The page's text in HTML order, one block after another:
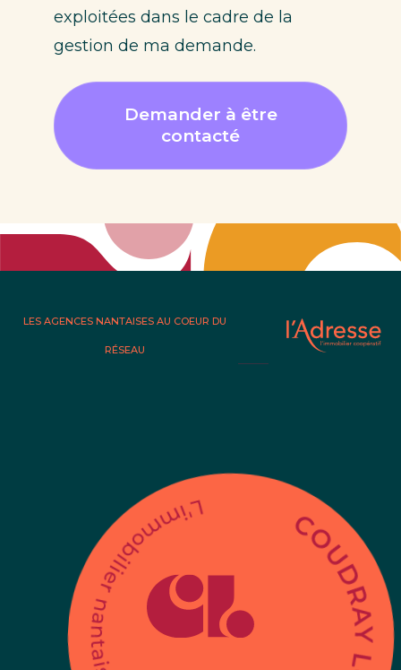
exploitées dans le cadre de la
gestion de ma demande.
Demander à être
contacté
LES AGENCES NANTAISES AU COEUR DU
RÉSEAU